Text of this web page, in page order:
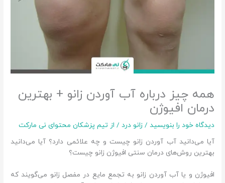
همه چیز درباره آب آوردن زانو + بهترین
درمان افیوژن
دیدگاه‌ خود را بنویسید / زانو درد / از تیم پزشکان محتوای نی مارکت
آیا می‌دانید آب آوردن زانو چیست و چه علائمی دارد؟ آیا می‌دانید
بهترین روش‌های درمان سنتی افیوژن زانو چیست؟
افیوژن و یا آب آوردن زانو به تجمع مایع در مفصل زانو می‌گویند که